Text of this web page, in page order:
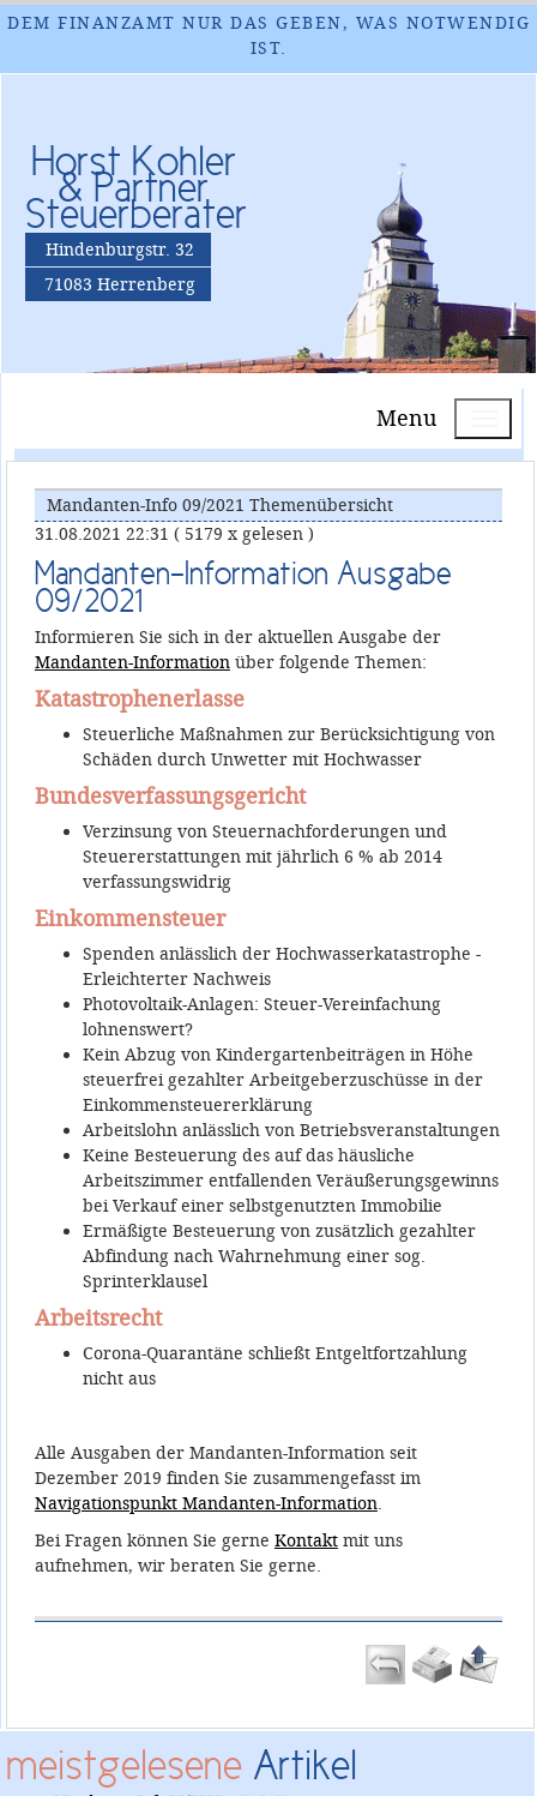
DEM FINANZAMT NUR DAS GEBEN, WAS NOTWENDIG
IST.
Horst Kohler
& Partner
Steuerberater
Hindenburgstr. 32
71083 Herrenberg
Menu
Mandanten-Info 09/2021 Themenübersicht
31.08.2021 22:31 ( 5179 x gelesen )
Mandanten-Information Ausgabe
09/2021
Informieren Sie sich in der aktuellen Ausgabe der
Mandanten-Informationüber folgende Themen:
Katastrophenerlasse
Steuerliche Maßnahmen zur Berücksichtigung von
Schäden durch Unwetter mit Hochwasser
Bundesverfassungsgericht
Verzinsung von Steuernachforderungen und
Steuererstattungen mit jährlich 6 % ab 2014
verfassungswidrig
Einkommensteuer
Spenden anlässlich der Hochwasserkatastrophe -
Erleichterter Nachweis
Photovoltaik-Anlagen: Steuer-Vereinfachung
lohnenswert?
Kein Abzug von Kindergartenbeiträgen in Höhe
steuerfrei gezahlter Arbeitgeberzuschüsse in der
Einkommensteuererklärung
Arbeitslohn anlässlich von Betriebsveranstaltungen
Keine Besteuerung des auf das häusliche
Arbeitszimmer entfallenden Veräußerungsgewinns
bei Verkauf einer selbstgenutzten Immobilie
Ermäßigte Besteuerung von zusätzlich gezahlter
Abfindung nach Wahrnehmung einer sog.
Sprinterklausel
Arbeitsrecht
Corona-Quarantäne schließt Entgeltfortzahlung
nicht aus
Alle Ausgaben der Mandanten-Information seit
Dezember 2019 finden Sie zusammengefasst im
Navigationspunkt Mandanten-Information.
Bei Fragen können Sie gerne Kontaktmit uns
aufnehmen, wir beraten Sie gerne.
meistgelesene Artikel